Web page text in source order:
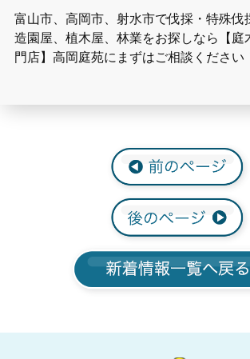
富山市、高岡市、射水市で伐採・特殊伐
造園屋、植木屋、林業をお探しなら【庭
門店】高岡庭苑にまずはご相談ください